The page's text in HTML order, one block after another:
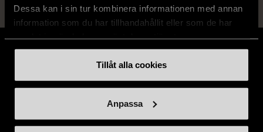
Dessa kan i sin tur kombinera informationen med annan
information som du har tillhandahållit eller som de har
Tillåt alla cookies
Anpassa
Stöd oss
Hitta till oss